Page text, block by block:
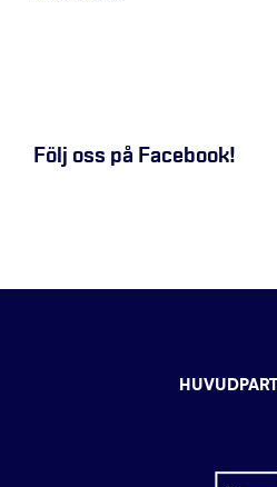
Följ oss på Facebook!